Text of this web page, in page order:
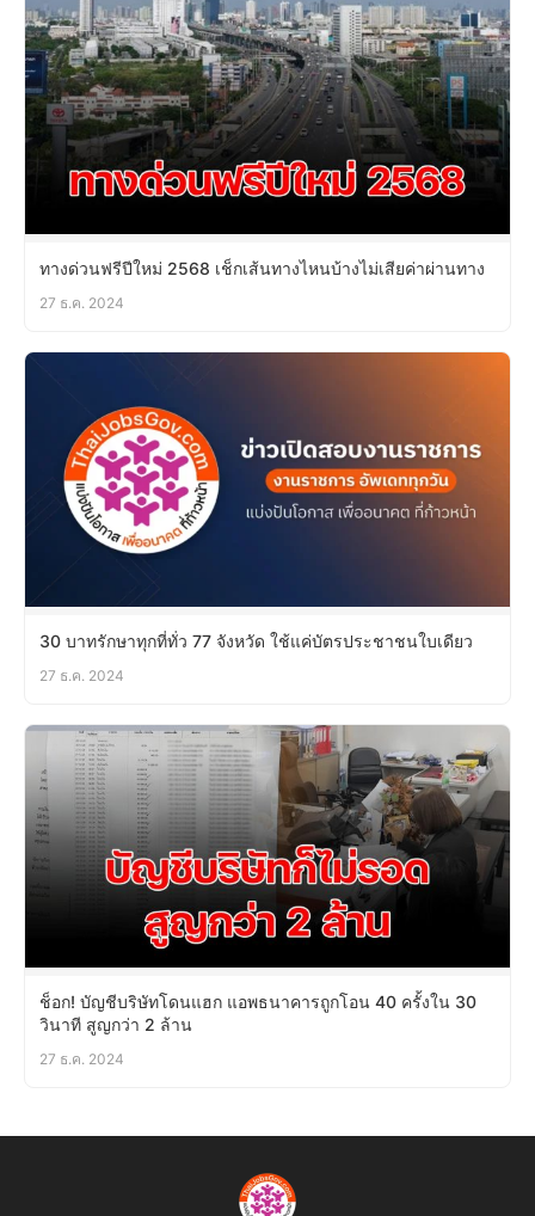
ทางด่วนฟรีปีใหม่ 2568 เช็กเส้นทางไหนบ้างไม่เสียค่าผ่านทาง
27 ธ.ค. 2024
30 บาทรักษาทุกที่ทั่ว 77 จังหวัด ใช้แค่บัตรประชาชนใบเดียว
27 ธ.ค. 2024
ช็อก! บัญชีบริษัทโดนแฮก แอพธนาคารถูกโอน 40 ครั้งใน 30
วินาที สูญกว่า 2 ล้าน
27 ธ.ค. 2024